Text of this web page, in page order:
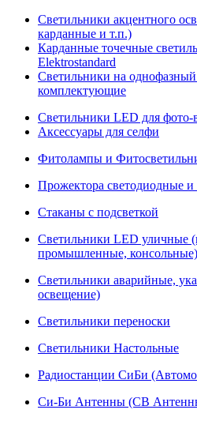
Светильники акцентного
карданные и т.п.)
Карданные точечные
Elektrostandard
Светильники на
комплектующие
Светильники LED для
Аксессуары для селфи
Фитолампы и
Прожектора светодиодные и
Стаканы с подсветкой
Светильники LED уличные
промышленные, консольные)
Светильники аварийные,
освещение)
Светильники переноски
Светильники Настольные
Радиостанции СиБи
Си-Би Антенны (СВ